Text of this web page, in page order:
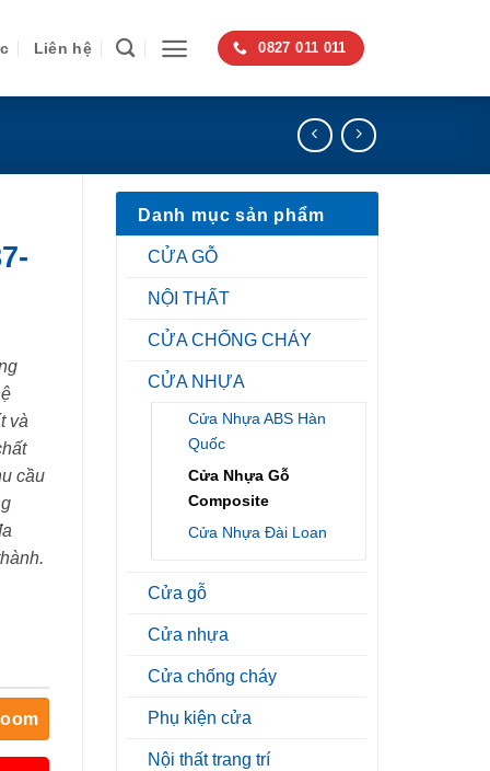
Liên hệ 0827 011 011
Danh mục sản phẩm
CỬA GỖ
NỘI THẤT
CỬA CHỐNG CHÁY
CỬA NHỰA
Cửa Nhựa ABS Hàn
Quốc
Cửa Nhựa Gỗ
Composite
Cửa Nhựa Đài Loan
Cửa gỗ
Cửa nhựa
Cửa chống cháy
Phụ kiện cửa
Nội thất trang trí
và
cầu